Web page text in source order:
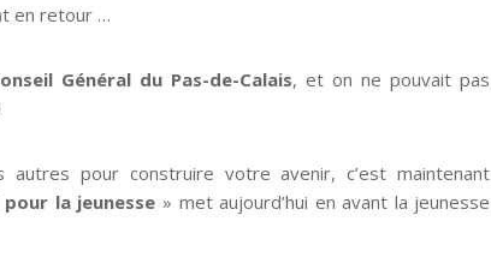
en retour …
Général du Pas-de-Calais, et on ne pouvait pas
pour construire votre avenir, c’est maintenant
la jeunesse » met aujourd’hui en avant la jeunesse